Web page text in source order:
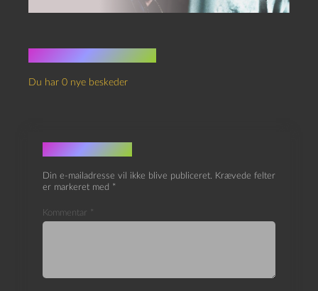
Du har 0 nye beskeder
Skriv et svar
Din e-mailadresse vil ikke blive publiceret. Krævede felter
er markeret med *
Kommentar *